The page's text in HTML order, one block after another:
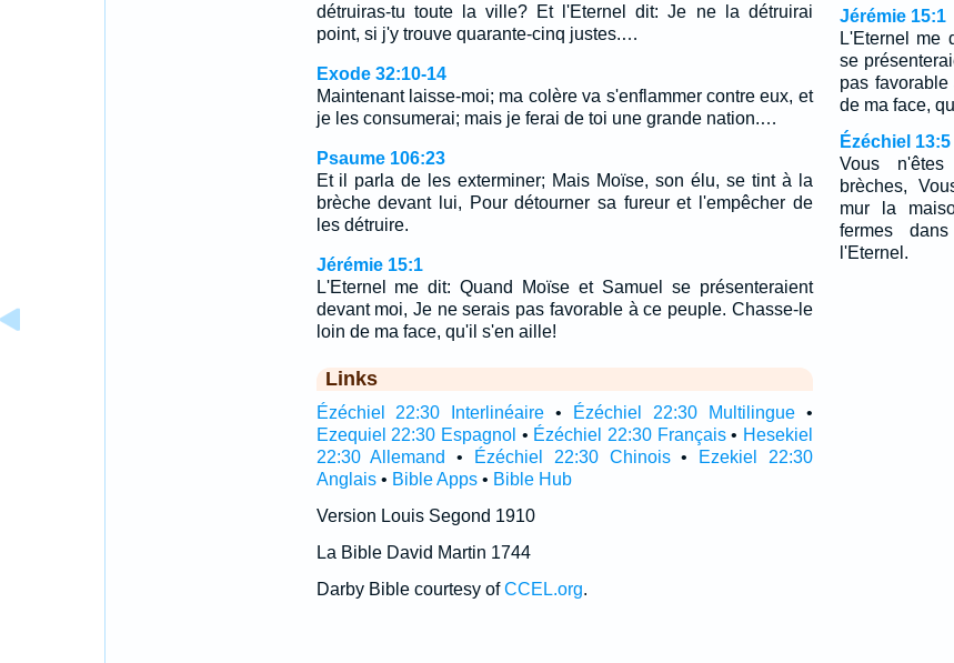
détruiras-tu toute la ville? Et l'Eternel dit: Je ne la détruirai
point, si j'y trouve quarante-cinq justes.…
Exode 32:10-14
Maintenant laisse-moi; ma colère va s'enflammer contre eux, et
je les consumerai; mais je ferai de toi une grande nation.…
Psaume 106:23
Et il parla de les exterminer; Mais Moïse, son élu, se tint à la
brèche devant lui, Pour détourner sa fureur et l'empêcher de
les détruire.
Jérémie 15:1
L'Eternel me dit: Quand Moïse et Samuel se présenteraient
devant moi, Je ne serais pas favorable à ce peuple. Chasse-le
loin de ma face, qu'il s'en aille!
Links
Ézéchiel 22:30 Interlinéaire • Ézéchiel 22:30 Multilingue •
Ezequiel 22:30 Espagnol • Ézéchiel 22:30 Français• Hesekiel
22:30 Allemand
• Ézéchiel 22:30 Chinois•
Ezekiel 22:30
Anglais• Bible Apps• Bible Hub
Version Louis Segond 1910
La Bible David Martin 1744
Darby Bible courtesy ofCCEL.org.
Jérémie 15:1
L'Eternel me
se
pas
de ma face,
Ézéchiel 13:5
Vous
brèches,
mur la
fermes
l'Eternel.